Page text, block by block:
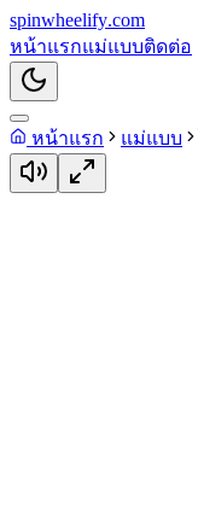
spinwheelify.com
หน้าแรกแม่แบบติดต่อ
หน้าแรก แม่แบบ